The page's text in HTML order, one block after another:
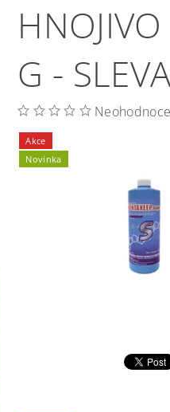
PRODEJ
ZÁSOB = SLEVY 10-30
G -
Akce
Novinka